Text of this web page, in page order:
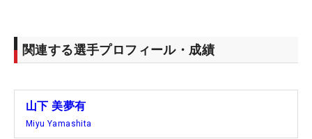
関連する選手プロフィール・成績
山下 美夢有
Miyu Yamashita